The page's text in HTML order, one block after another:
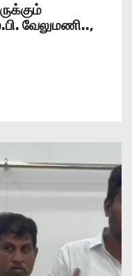
வேலுமணி..,